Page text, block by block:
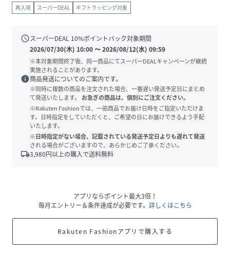
再入荷 スーパーDEAL ギフトラッピング対象
scheduleスーパーDEAL 10%ポイントバック対象期間
2026/07/30(木) 10:00〜2026/08/12(水) 09:59
※本対象期間終了後、同一商品にてスーパーDEALキャンペーンが継続
実施されることがあります。
info商品発送についてのご案内です。
※同時に複数の商品を注文された場合、一番遅い発送予定日にまとめ
て発送いたします。
お急ぎの商品は、個別にご注文ください。
※Rakuten Fashionでは、一部商品でお届け日時をご指定いただけま
す。日時指定をしていただくと、ご希望の日にお届けできるよう手配
いたします。
※日時指定がない場合、記載されている発送予定日よりも遅れて発送
される場合がございますので、あらかじめご了承ください。
local_shipping3,980円以上の購入で送料無料
アプリならポイント最大3倍！
毎月エントリー＆条件達成が必要です。 詳しくはこちら
Rakuten Fashionアプリで購入する